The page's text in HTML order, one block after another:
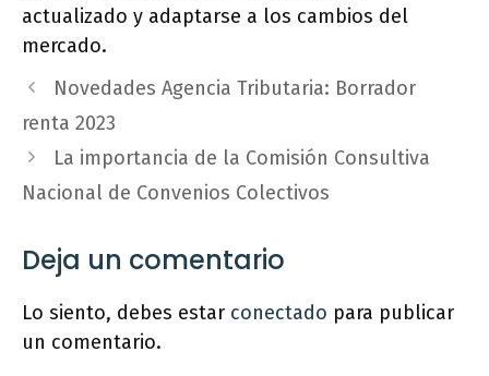
actualizado y adaptarse a los cambios del
mercado.
Novedades Agencia Tributaria: Borrador
renta 2023
La importancia de la Comisión Consultiva
Nacional de Convenios Colectivos
Deja un comentario
Lo siento, debes estar conectado para publicar
un comentario.